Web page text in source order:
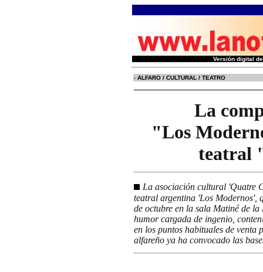
Versión digital
- ALFARO / CULTURAL / TEATRO
La
"Los
teatral
La asociación cultural 'Quatre
teatral argentina 'Los Modernos',
de octubre en la sala Matiné de
humor cargada de ingenio,
en los puntos habituales de venta
alfareño ya ha convocado las